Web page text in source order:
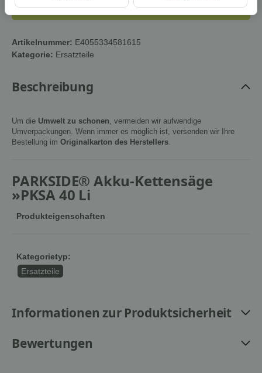
gewünschte Variation aus.
Artikelnummer: E4055334581615
Kategorie: Ersatzteile
Beschreibung
Um die Umwelt zu schonen, vermeiden wir aufwendige
Umverpackungen. Wenn immer es möglich ist, versenden wir Ihre
Bestellung im Originalkarton des Herstellers.
PARKSIDE® Akku-Kettensäge
»PKSA 40 Li
Produkteigenschaften
Kategorietyp:
Ersatzteile
Informationen zur Produktsicherheit
Bewertungen